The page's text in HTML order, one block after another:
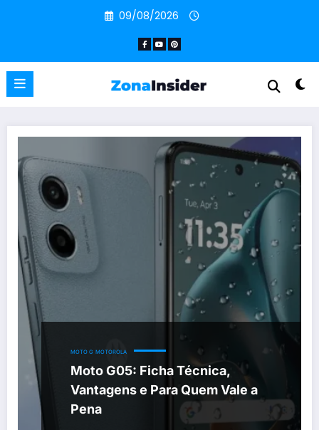
09/08/2026
MOTO G MOTOROLA
Moto G05: Ficha Técnica,
Vantagens e Para Quem Vale a
Pena